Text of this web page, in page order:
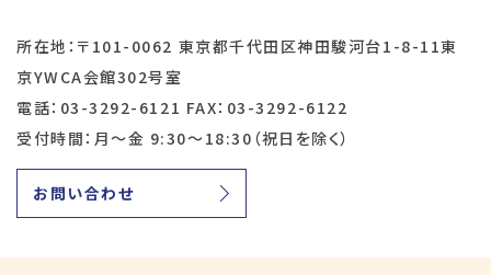
所在地：〒101-0062 東京都千代田区神田駿河台1-8-11東
京YWCA会館302号室
電話：03-3292-6121 FAX：03-3292-6122
受付時間：月～金 9:30～18:30（祝日を除く）
お問い合わせ